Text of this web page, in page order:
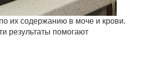
их содержанию в моче и крови.
результаты помогают